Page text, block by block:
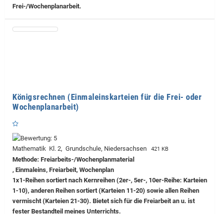
Frei-/Wochenplanarbeit.
Königsrechnen (Einmaleinskarteien für die Frei- oder
Wochenplanarbeit)
Mathematik Kl. 2, Grundschule, Niedersachsen 421 KB
Methode: Freiarbeits-/Wochenplanmaterial
, Einmaleins, Freiarbeit, Wochenplan
1x1-Reihen sortiert nach Kernreihen (2er-, 5er-, 10er-Reihe: Karteien
1-10), anderen Reihen sortiert (Karteien 11-20) sowie allen Reihen
vermischt (Karteien 21-30). Bietet sich für die Freiarbeit an u. ist
fester Bestandteil meines Unterrichts.